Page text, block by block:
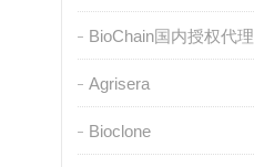
BioChain国内授权代理
Agrisera
Bioclone